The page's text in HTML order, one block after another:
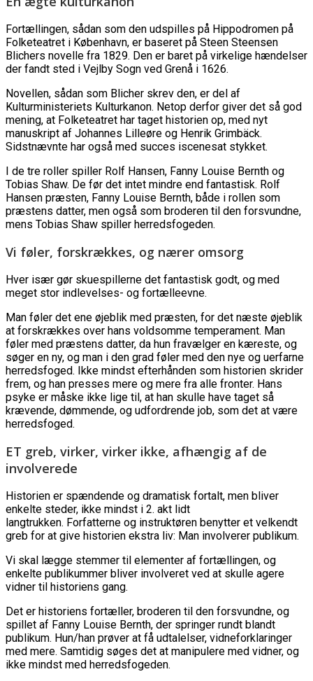
Fortællingen, sådan som den udspilles på Hippodromen på
Folketeatret i København, er baseret på Steen Steensen
Blichers novelle fra 1829. Den er baret på virkelige hændelser
der fandt sted i Vejlby Sogn ved Grenå i 1626.
Novellen, sådan som Blicher skrev den, er del af
Kulturministeriets Kulturkanon. Netop derfor giver det så god
mening, at Folketeatret har taget historien op, med nyt
manuskript af Johannes Lilleøre og Henrik Grimbäck.
Sidstnævnte har også med succes iscenesat stykket.
I de tre roller spiller Rolf Hansen, Fanny Louise Bernth og
Tobias Shaw. De før det intet mindre end fantastisk. Rolf
Hansen præsten, Fanny Louise Bernth, både i rollen som
præstens datter, men også som broderen til den forsvundne,
mens Tobias Shaw spiller herredsfogeden.
Vi føler, forskrækkes, og nærer omsorg
Hver især gør skuespillerne det fantastisk godt, og med
meget stor indlevelses- og fortælleevne.
Man føler det ene øjeblik med præsten, for det næste øjeblik
at forskrækkes over hans voldsomme temperament. Man
føler med præstens datter, da hun fravælger en kæreste, og
søger en ny, og man i den grad føler med den nye og uerfarne
herredsfoged. Ikke mindst efterhånden som historien skrider
frem, og han presses mere og mere fra alle fronter. Hans
psyke er måske ikke lige til, at han skulle have taget så
krævende, dømmende, og udfordrende job, som det at være
herredsfoged.
ET greb, virker, virker ikke, afhængig af de
involverede
Historien er spændende og dramatisk fortalt, men bliver
enkelte steder, ikke mindst i 2. akt lidt
langtrukken. Forfatterne og instruktøren benytter et velkendt
greb for at give historien ekstra liv: Man involverer publikum.
Vi skal lægge stemmer til elementer af fortællingen, og
enkelte publikummer bliver involveret ved at skulle agere
vidner til historiens gang.
Det er historiens fortæller, broderen til den forsvundne, og
spillet af Fanny Louise Bernth, der springer rundt blandt
publikum. Hun/han prøver at få udtalelser, vidneforklaringer
med mere. Samtidig søges det at manipulere med vidner, og
ikke mindst med herredsfogeden.